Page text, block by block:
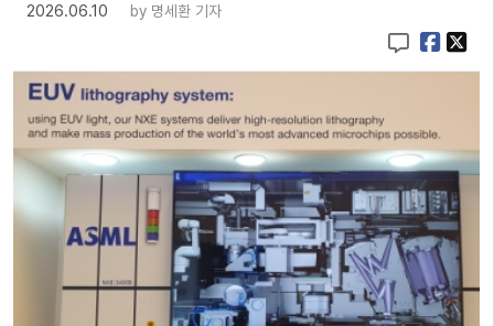
2026.06.10
by 명세환 기자